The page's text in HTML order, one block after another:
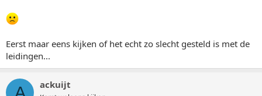
Eerst maar eens kijken of het echt zo slecht gesteld is met de
leidingen...
A ackuijt